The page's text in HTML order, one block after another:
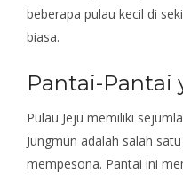
beberapa pulau kecil di
biasa.
Pantai-Pantai
Pulau Jeju memiliki
Jungmun adalah salah
mempesona. Pantai ini